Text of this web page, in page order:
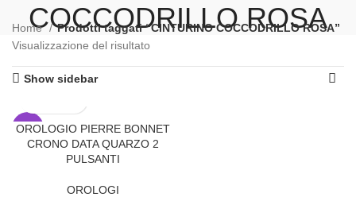
COCCODRILLO ROSA
Home
Prodotti taggati “CINTURINO COCCODRILLO ROSA”
Visualizzazione del risultato
Show sidebar
-31%
OROLOGIO PIERRE BONNET
CRONO DATA QUARZO 2
PULSANTI
OROLOGI